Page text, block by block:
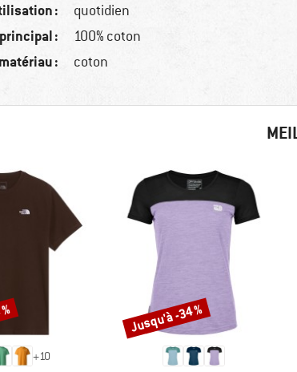
: quotidien
: 100% coton
: coton
+10
Remise
Jusqu'à -34 %